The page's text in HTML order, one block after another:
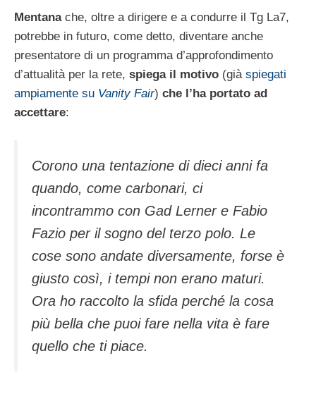
Mentanache, oltre a dirigere e a condurre il Tg La7,
potrebbe in futuro, come detto, diventare anche
presentatore di un programma d’approfondimento
d’attualità per la rete, spiega il motivo (già spiegati
ampiamente su Vanity Fair) che l’ha portato ad
accettare:
Corono una tentazione di dieci anni fa
quando, come carbonari, ci
incontrammo con Gad Lerner e Fabio
Fazio per il sogno del terzo polo. Le
cose sono andate diversamente, forse è
giusto così, i tempi non erano maturi.
Ora ho raccolto la sfida perché la cosa
più bella che puoi fare nella vita è fare
quello che ti piace.